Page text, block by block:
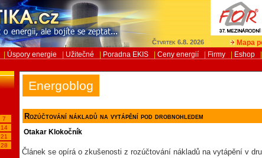
Čtvrtek 6.8. 2026 Mapa
Úspory energie Užitečné Poradna EKIS Ceny energií Firmy Eshop
7
14
21
28
Energoblog
Rozúčtování nákladů na vytápění pod drobnohledem
Otakar Klokočník
Článek se opírá o zkušenosti z rozúčtování nákladů na vytápění v